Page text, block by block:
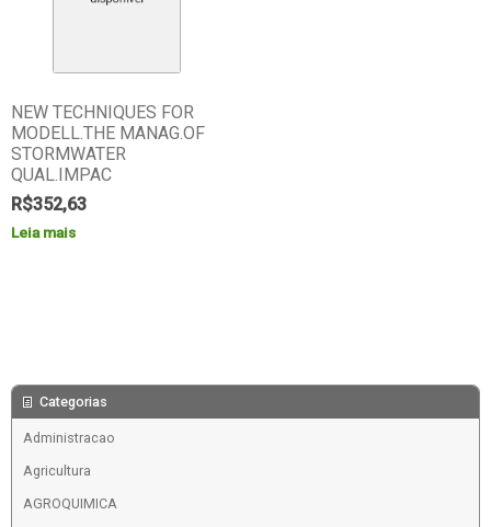
NEW TECHNIQUES FOR
MODELL.THE MANAG.OF
STORMWATER
QUAL.IMPAC
R$352,63
Leia mais
Categorias
Administracao
Agricultura
AGROQUIMICA